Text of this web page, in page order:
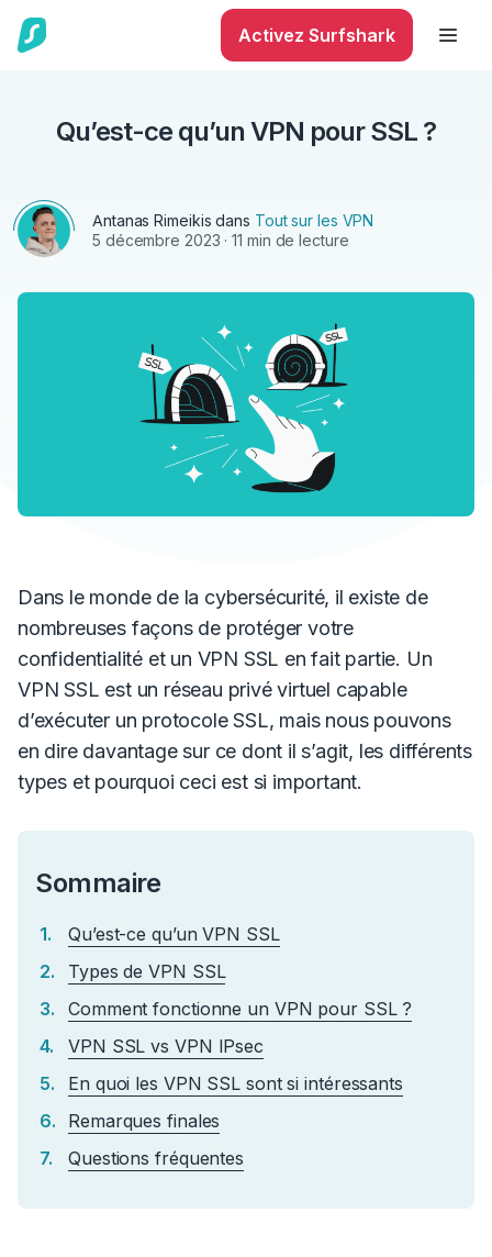
Activez Surfshark
Qu’est-ce qu’un VPN pour SSL ?
Antanas Rimeikis dans Tout sur les VPN
5 décembre 2023 · 11 min de lecture
Dans le monde de la cybersécurité, il existe de
nombreuses façons de protéger votre
confidentialité et un VPN SSL en fait partie. Un
VPN SSL est un réseau privé virtuel capable
d’exécuter un protocole SSL, mais nous pouvons
en dire davantage sur ce dont il s’agit, les différents
types et pourquoi ceci est si important.
Sommaire
Qu’est-ce qu’un VPN SSL
Types de VPN SSL
Comment fonctionne un VPN pour SSL ?
VPN SSL vs VPN IPsec
En quoi les VPN SSL sont si intéressants
Remarques finales
Questions fréquentes